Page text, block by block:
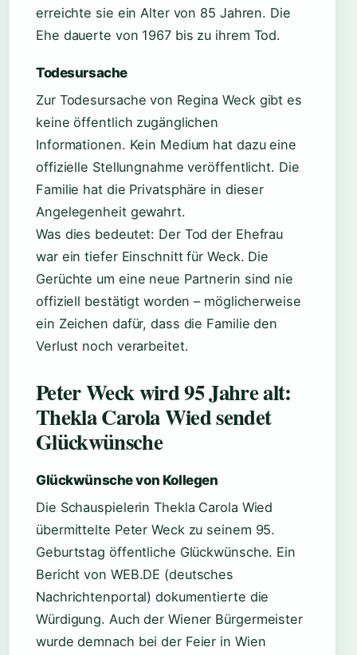
erreichte sie ein Alter von 85 Jahren. Die
Ehe dauerte von 1967 bis zu ihrem Tod.
Todesursache
Zur Todesursache von Regina Weck gibt es
keine öffentlich zugänglichen
Informationen. Kein Medium hat dazu eine
offizielle Stellungnahme veröffentlicht. Die
Familie hat die Privatsphäre in dieser
Angelegenheit gewahrt.
Was dies bedeutet: Der Tod der Ehefrau
war ein tiefer Einschnitt für Weck. Die
Gerüchte um eine neue Partnerin sind nie
offiziell bestätigt worden – möglicherweise
ein Zeichen dafür, dass die Familie den
Verlust noch verarbeitet.
Peter Weck wird 95 Jahre alt:
Thekla Carola Wied sendet
Glückwünsche
Glückwünsche von Kollegen
Die Schauspielerin Thekla Carola Wied
übermittelte Peter Weck zu seinem 95.
Geburtstag öffentliche Glückwünsche. Ein
Bericht von WEB.DE (deutsches
Nachrichtenportal) dokumentierte die
Würdigung. Auch der Wiener Bürgermeister
wurde demnach bei der Feier in Wien